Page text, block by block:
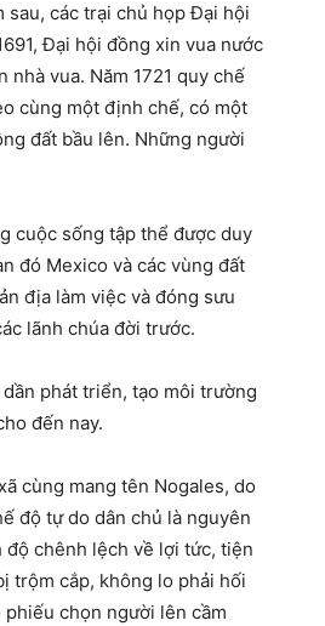
sau, các trại chủ họp Đại hội
Đại hội đồng xin vua nước
vua. Năm 1721 quy chế
cùng một định chế, có một
đất bầu lên. Những người
cuộc sống tập thể được duy
đó Mexico và các vùng đất
địa làm việc và đóng sưu
lãnh chúa đời trước.
phát triển, tạo môi trường
đến nay.
cùng mang tên Nogales, do
độ tự do dân chủ là nguyên
độ chênh lệch về lợi tức, tiện
trộm cắp, không lo phải hối
phiếu chọn người lên cầm